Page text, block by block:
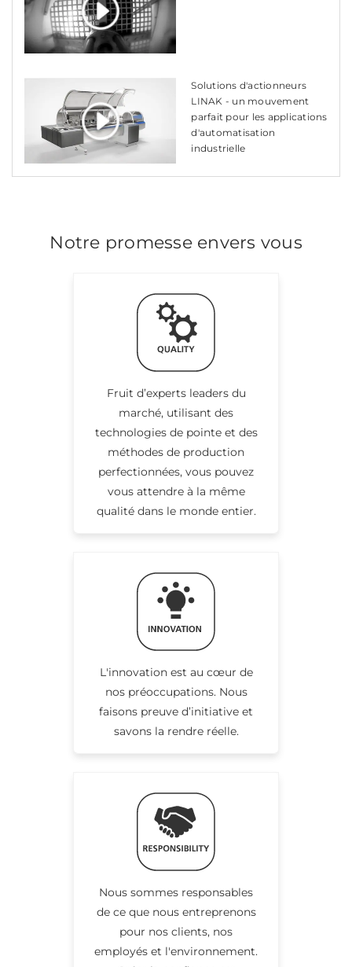
Solutions d'actionneurs
LINAK - un mouvement
parfait pour les applications
d'automatisation
industrielle
Notre promesse envers vous
Fruit d’experts leaders du
marché, utilisant des
technologies de pointe et des
méthodes de production
perfectionnées, vous pouvez
vous attendre à la même
qualité dans le monde entier.
L'innovation est au cœur de
nos préoccupations. Nous
faisons preuve d’initiative et
savons la rendre réelle.
Nous sommes responsables
de ce que nous entreprenons
pour nos clients, nos
employés et l'environnement.